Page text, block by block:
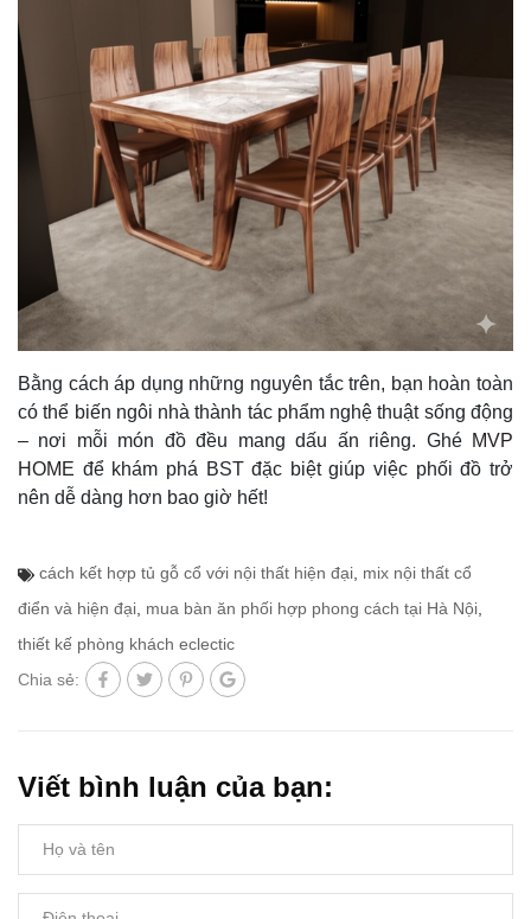
Bằng cách áp dụng những nguyên tắc trên, bạn hoàn toàn
có thể biến ngôi nhà thành tác phẩm nghệ thuật sống động
– nơi mỗi món đồ đều mang dấu ấn riêng. Ghé MVP
HOME để khám phá BST đặc biệt giúp việc phối đồ trở
nên dễ dàng hơn bao giờ hết!
cách kết hợp tủ gỗ cổ với nội thất hiện đại, mix nội thất cổ
điển và hiện đại, mua bàn ăn phối hợp phong cách tại Hà Nội,
thiết kế phòng khách eclectic
Chia sẻ:
Viết bình luận của bạn: